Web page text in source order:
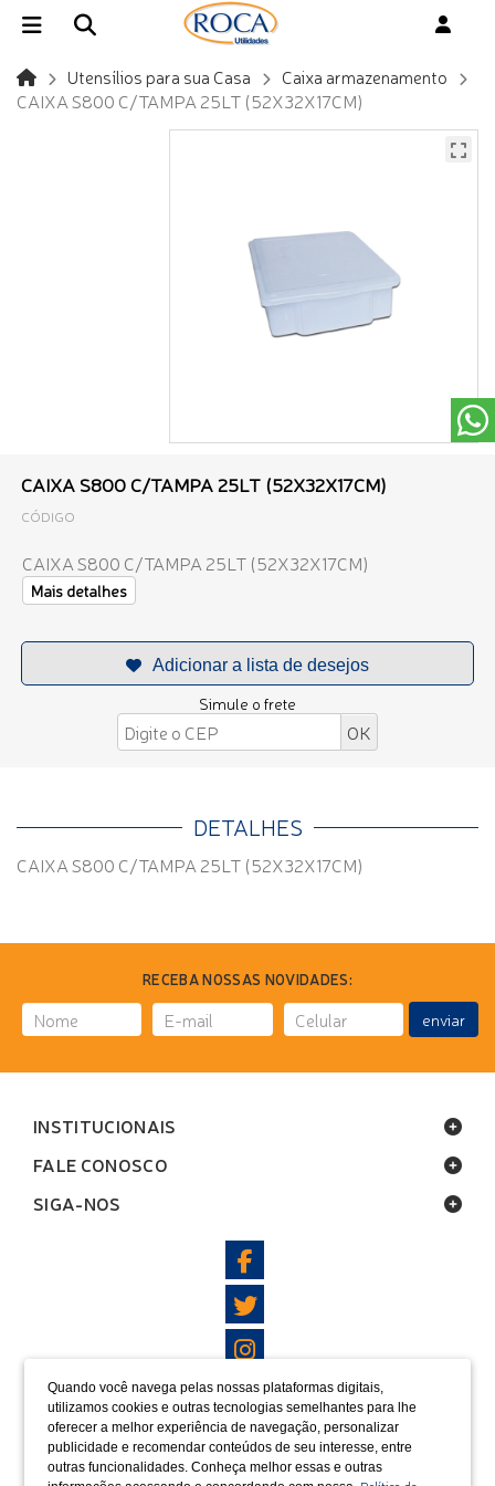
Quando você navega pelas nossas plataformas digitais,
utilizamos cookies e outras tecnologias semelhantes para lhe
oferecer a melhor experiência de navegação, personalizar
publicidade e recomendar conteúdos de seu interesse, entre
outras funcionalidades. Conheça melhor essas e outras
Utensílios para sua Casa
Caixa armazenamento
CAIXA S800 C/TAMPA 25LT (52X32X17CM)
CAIXA S800 C/TAMPA 25LT (52X32X17CM)
CÓDIGO
CAIXA S800 C/TAMPA 25LT (52X32X17CM)
Mais detalhes
Simule o frete
DETALHES
CAIXA S800 C/TAMPA 25LT (52X32X17CM)
RECEBA NOSSAS NOVIDADES:
enviar
INSTITUCIONAIS
FALE CONOSCO
SIGA-NOS
LOCALIZAÇÃO
FORMAS DE PAGAMENTO